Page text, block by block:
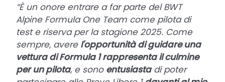
“È un onore entrare a far parte del BWT
Alpine Formula One Team come pilota di
test e riserva per la stagione 2025. Come
sempre, avere l'opportunità di guidare una
vettura di Formula 1 rappresenta il culmine
per un pilota, e sono entusiastadi poter